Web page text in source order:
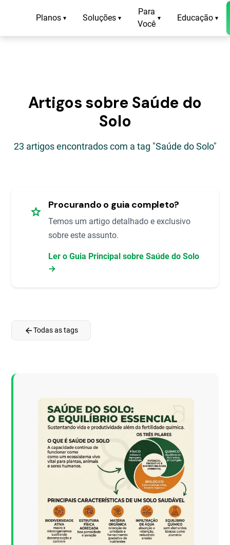
Planos ▾ Soluções ▾
Para
Você
▾ Educação ▾
Artigos sobre Saúde do
Solo
23 artigos encontrados com a tag "Saúde do Solo"
star Procurando o guia completo?
Temos um artigo detalhado e exclusivo
sobre este assunto.
Ler o Guia Principal sobre Saúde do Solo
→
arrow_backTodas as tags